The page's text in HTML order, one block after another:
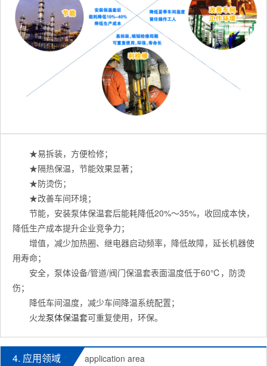
★易拆装，方便检修；
★隔热保温，节能效果显著；
★防烫伤；
★改善车间环境；
节能，安装泵体保温套后能耗降低20%～35%，收回成本快，
降低生产成本提升企业竞争力；
增值，减少加热圈、继电器启动频率，降低故障，延长机器使
用寿命；
安全，泵体设备/管道/阀门保温套表面温度低于60℃，防烫
伤；
降低车间温度，减少车间降温系统配置；
火龙泵体保温套可重复使用，环保。
4. 应用领域 application area